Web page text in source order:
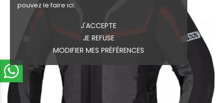
pouvez le faire ici.
J'ACCEPTE
JE REFUSE
MODIFIER MES PRÉFÉRENCES